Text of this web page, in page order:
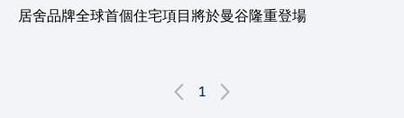
居舍品牌全球首個住宅項目將於曼谷隆重登場
1